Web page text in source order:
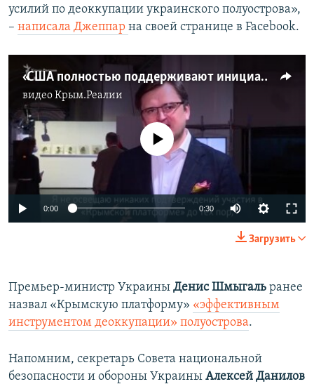
усилий по деоккупации украинского полуострова»,
– написала Джеппар на своей странице в Facebook.
«США полностью поддерживают инициативу» – Кулеба о создании «Крымской платформы» (видео)
видеоКрым.Реалии
720p 1080p
No media source currently available
0:00 0:30 Auto
240p
720p
1080p
Загрузить
Премьер-министр Украины Денис Шмыгаль ранее
назвал «Крымскую платформу» «эффективным
инструментом деоккупации» полуострова.
Напомним, секретарь Совета национальной
безопасности и обороны Украины Алексей Данилов